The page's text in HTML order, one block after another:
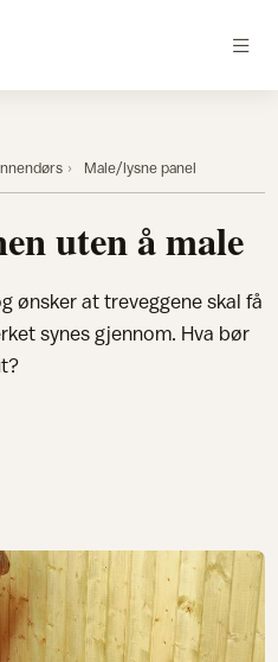
Male/lysne panel
uten å male
ønsker at treveggene skal få
synes gjennom. Hva bør